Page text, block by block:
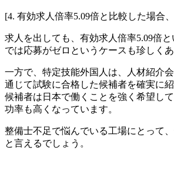
[4. 有効求人倍率5.09倍と比較した場合
求人を出しても、有効求人倍率5.09倍
では応募がゼロというケースも珍しくあ
一方で、特定技能外国人は、人材紹介
通じて試験に合格した候補者を確実に
候補者は日本で働くことを強く希望し
功率も高くなっています。
整備士不足で悩んでいる工場にとって
と言えるでしょう。